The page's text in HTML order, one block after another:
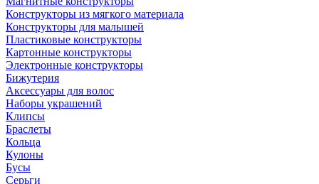
Конструкторы из мягкого материала
Конструкторы для малышей
Пластиковые конструкторы
Картонные конструкторы
Электронные конструкторы
Бижутерия
Аксессуары для волос
Наборы украшений
Клипсы
Браслеты
Кольца
Кулоны
Бусы
Серьги